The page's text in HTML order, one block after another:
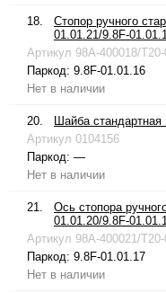
18.
Стопор ручного
01.01.21/9.8F-
Артикул 98A-400018/
Паркод: 9.8F-01.01.16
Нет в наличии
20.
Шайба
Артикул 0104156
Паркод: —
Нет в наличии
21.
Ось стопора
01.01.20/9.8F-
Артикул 98A-400021/
Паркод: 9.8F-01.01.17
Нет в наличии